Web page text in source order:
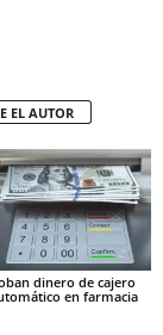
EL AUTOR
dinero de cajero
en farmacia